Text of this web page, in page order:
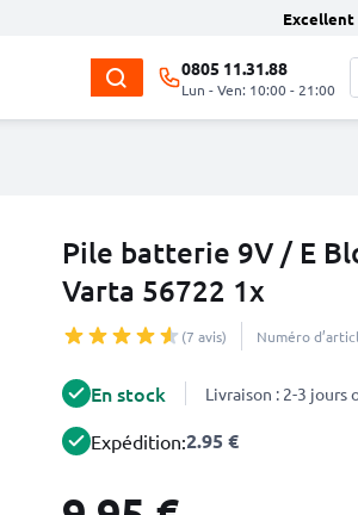
Excellent
0805 11.31.88
Lun - Ven: 10:00 - 21:00
Pile batterie 9V / E
Varta 56722 1x
(7 avis) Numéro
En stock Livraison : 2-3 jours
Expédition:2.95 €